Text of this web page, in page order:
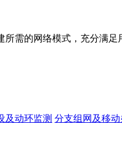
需的网络模式，充分满
及动环监测 分支组网及移